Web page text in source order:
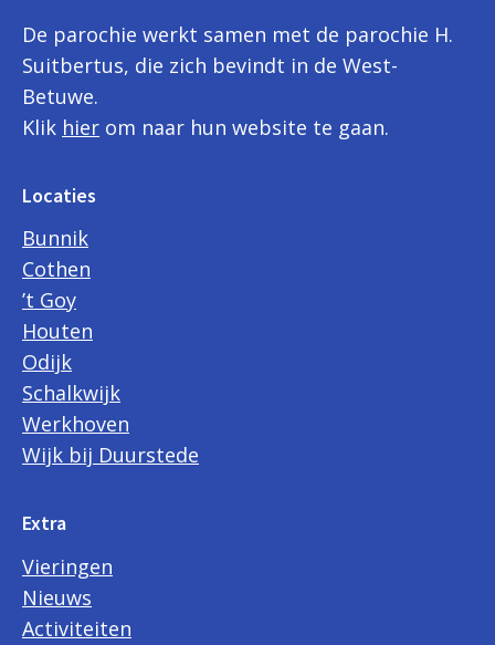
De parochie werkt samen met de parochie H.
Suitbertus, die zich bevindt in de West-
Betuwe.
Klik hier om naar hun website te gaan.
Locaties
Bunnik
Cothen
’t Goy
Houten
Odijk
Schalkwijk
Werkhoven
Wijk bij Duurstede
Extra
Vieringen
Nieuws
Activiteiten